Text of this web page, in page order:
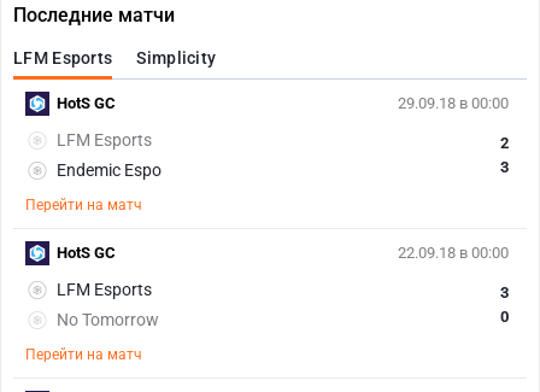
Последние матчи
LFM Esports Simplicity
29.09.18 в 00:00
LFM Esports
Endemic Espo
2
3
Перейти на матч
HotS GC
22.09.18 в 00:00
LFM Esports
No Tomorrow
3
0
Перейти на матч
HotS GC